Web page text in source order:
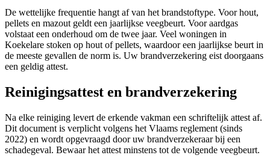
De wettelijke frequentie hangt af van het brandstoftype. Voor hout,
pellets en mazout geldt een jaarlijkse veegbeurt. Voor aardgas
volstaat een onderhoud om de twee jaar. Veel woningen in
Koekelare stoken op hout of pellets, waardoor een jaarlijkse beurt in
de meeste gevallen de norm is. Uw brandverzekering eist doorgaans
een geldig attest.
Reinigingsattest en brandverzekering
Na elke reiniging levert de erkende vakman een schriftelijk attest af.
Dit document is verplicht volgens het Vlaams reglement (sinds
2022) en wordt opgevraagd door uw brandverzekeraar bij een
schadegeval. Bewaar het attest minstens tot de volgende veegbeurt.